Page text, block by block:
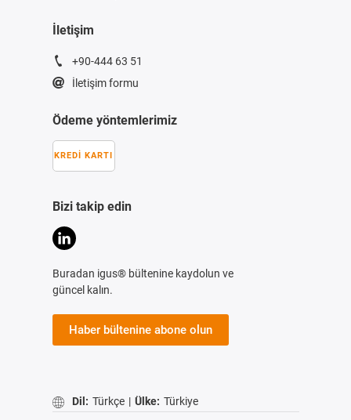
İletişim
+90-444 63 51
İletişim formu
Ödeme yöntemlerimiz
KREDI KARTI
Bizi takip edin
Buradan igus® bültenine kaydolun ve
güncel kalın.
Haber bültenine abone olun
Dil: Türkçe | Ülke: Türkiye